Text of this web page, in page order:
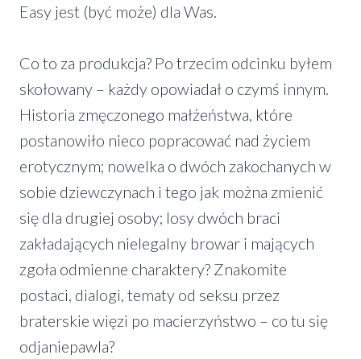
Easy jest (być może) dla Was.
Co to za produkcja? Po trzecim odcinku byłem
skołowany – każdy opowiadał o czymś innym.
Historia zmęczonego małżeństwa, które
postanowiło nieco popracować nad życiem
erotycznym; nowelka o dwóch zakochanych w
sobie dziewczynach i tego jak można zmienić
się dla drugiej osoby; losy dwóch braci
zakładających nielegalny browar i mających
zgoła odmienne charaktery? Znakomite
postaci, dialogi, tematy od seksu przez
braterskie więzi po macierzyństwo – co tu się
odjaniepawla?